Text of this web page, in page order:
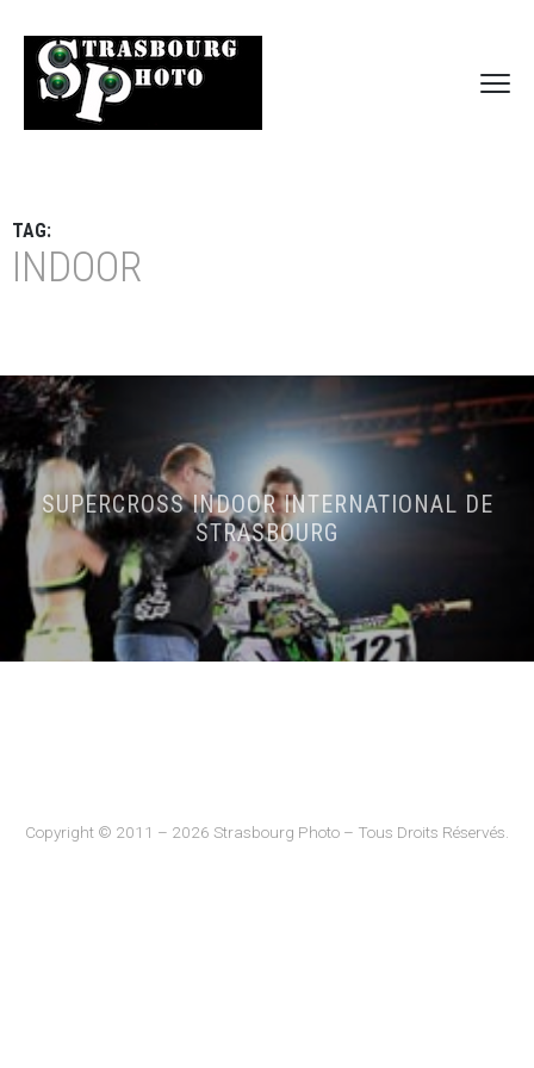
TAG:
INDOOR
SUPERCROSS INDOOR INTERNATIONAL DE
STRASBOURG
Copyright © 2011 – 2026 Strasbourg Photo – Tous Droits Réservés.